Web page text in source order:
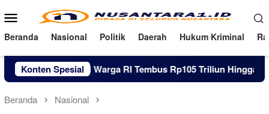
ke
konten
Menu
Mobile
Beranda Nasional Politik Daerah Hukum Kriminal
Konten Spesial
Utang Pinjol Warga RI Tembus Rp105 Triliun Hingga Juni 2026
Beranda Nasional